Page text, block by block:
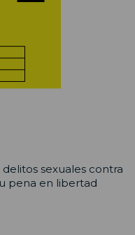
sexuales contra
pena en libertad